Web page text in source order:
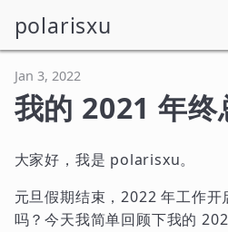
polarisxu
Jan 3, 2022
我的 2021 年终
大家好，我是 polarisxu。
元旦假期结束，2022 年工作开
吗？今天我简单回顾下我的